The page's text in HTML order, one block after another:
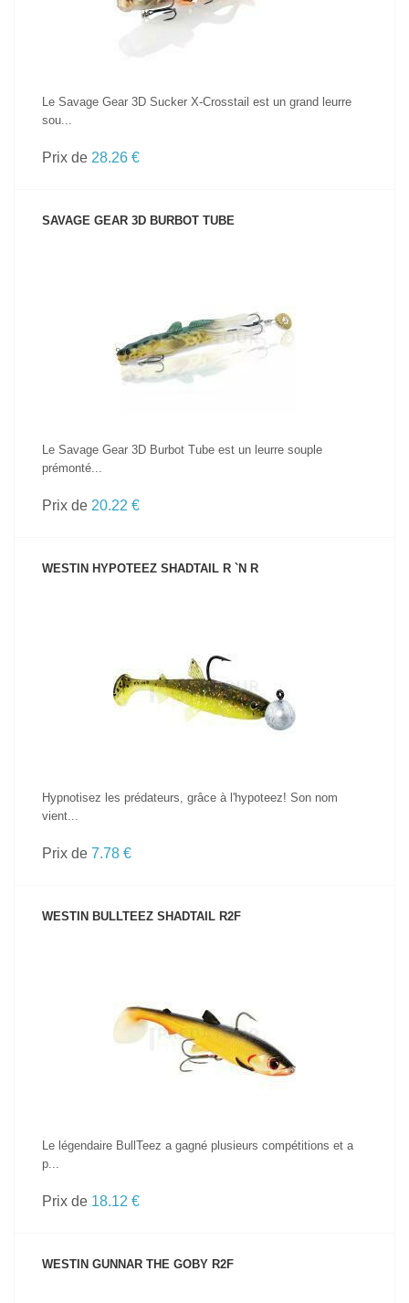
Le Savage Gear 3D Sucker X-Crosstail est un grand leurre
sou...
Prix de 28.26 €
SAVAGE GEAR 3D BURBOT TUBE
VOIR LE PRODUIT
Le Savage Gear 3D Burbot Tube est un leurre souple
prémonté...
Prix de 20.22 €
WESTIN HYPOTEEZ SHADTAIL R `N R
VOIR LE PRODUIT
Hypnotisez les prédateurs, grâce à l'hypoteez! Son nom
vient...
Prix de 7.78 €
WESTIN BULLTEEZ SHADTAIL R2F
VOIR LE PRODUIT
Le légendaire BullTeez a gagné plusieurs compétitions et a
p...
Prix de 18.12 €
WESTIN GUNNAR THE GOBY R2F